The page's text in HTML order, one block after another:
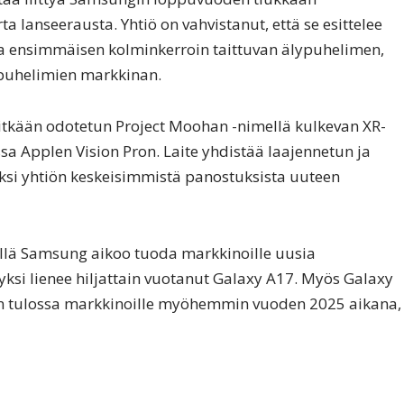
lanseerausta. Yhtiö on vahvistanut, että se esittelee
kolminkerroin taittuvan älypuhelimen,
markkinan.
odotetun Project Moohan -nimellä kulkevan XR-
Applen Vision Pron. Laite yhdistää laajennetun ja
yhtiön keskeisimmistä panostuksista uuteen
Samsung aikoo tuoda markkinoille uusia
lienee hiljattain vuotanut Galaxy A17. Myös Galaxy
markkinoille myöhemmin vuoden 2025 aikana,